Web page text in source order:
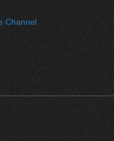
Channel